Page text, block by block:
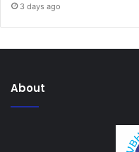
3 days ago
About